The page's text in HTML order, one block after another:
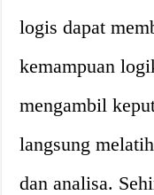
logis dapat
kemampuan
mengambil
langsung
dan analisa.